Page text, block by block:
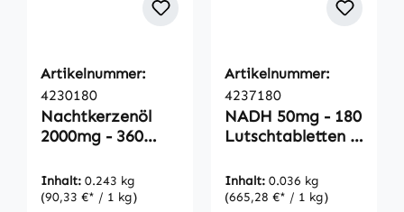
Artikelnummer:
4230180
Nachtkerzenöl
2000mg - 360
Vitamintrend
Inhalt: 0.243 kg
(90,33 €* / 1 kg)
Artikelnummer:
4237180
NADH 50mg - 180
Lutschtabletten |
Inhalt: 0.036 kg
(665,28 €* / 1 kg)